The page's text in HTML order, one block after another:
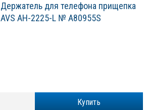
Держатель для телефона прищепка
AVS AH-2225-L № A80955S
Купить